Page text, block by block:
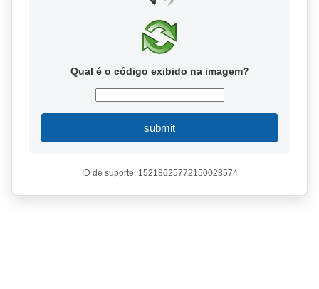
Qual é o código exibido na imagem?
submit
ID de suporte: 15218625772150028574